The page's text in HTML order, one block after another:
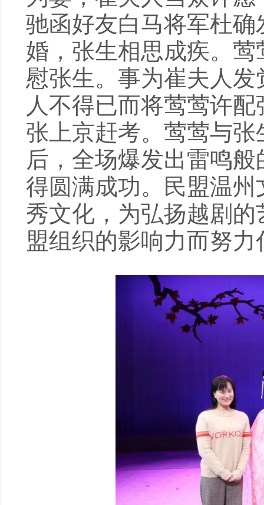
驰函好友白马将军杜
婚，张生相思成疾。
慰张生。事为崔夫人
人不得已而将莺莺许
张上京赶考。莺莺与
后，全场爆发出雷鸣
得圆满成功。民盟温
秀文化，为弘扬越剧
盟组织的影响力而努力